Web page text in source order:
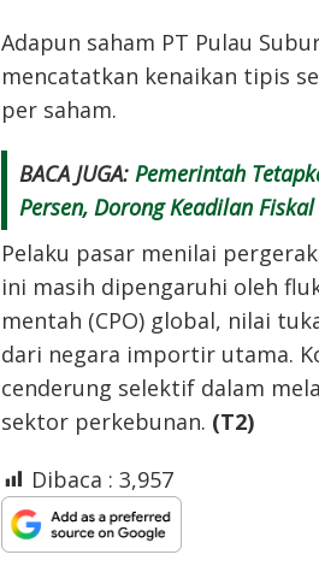
Adapun saham PT Pulau
mencatatkan kenaikan tipis
per saham.
BACA JUGA: Pemerintah
Persen, Dorong Keadilan
Pelaku pasar menilai
ini masih dipengaruhi oleh
mentah (CPO) global, nilai
dari negara importir utama.
cenderung selektif dalam
sektor perkebunan. (T2)
Dibaca : 3,957